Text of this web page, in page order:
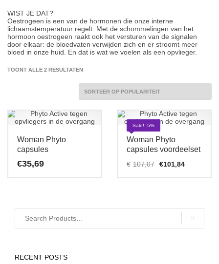
WIST JE DAT?
Oestrogeen is een van de hormonen die onze interne
lichaamstemperatuur regelt. Met de schommelingen van het
hormoon oestrogeen raakt ook het versturen van de signalen
door elkaar: de bloedvaten verwijden zich en er stroomt meer
bloed in onze huid. En dat is wat we voelen als een opvlieger.
TOONT ALLE 2 RESULTATENGESORTEERD
POPULARITEIT
Woman Phyto
capsules
€35,69
Sale! -5%
Woman Phyto
capsules voordeelset
€ 107,07 €101,84Huidige
RECENT POSTS